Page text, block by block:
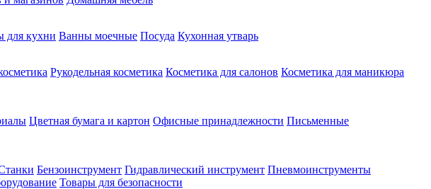
для кухни Ванны моечные Посуда Кухонная утварь
Рукодельная косметика Косметика для салонов Косметика для маникюра
Цветная бумага и картон Офисные принадлежности Письменные
Бензоинструмент Гидравлический инструмент Пневмоинструменты
Товары для безопасности